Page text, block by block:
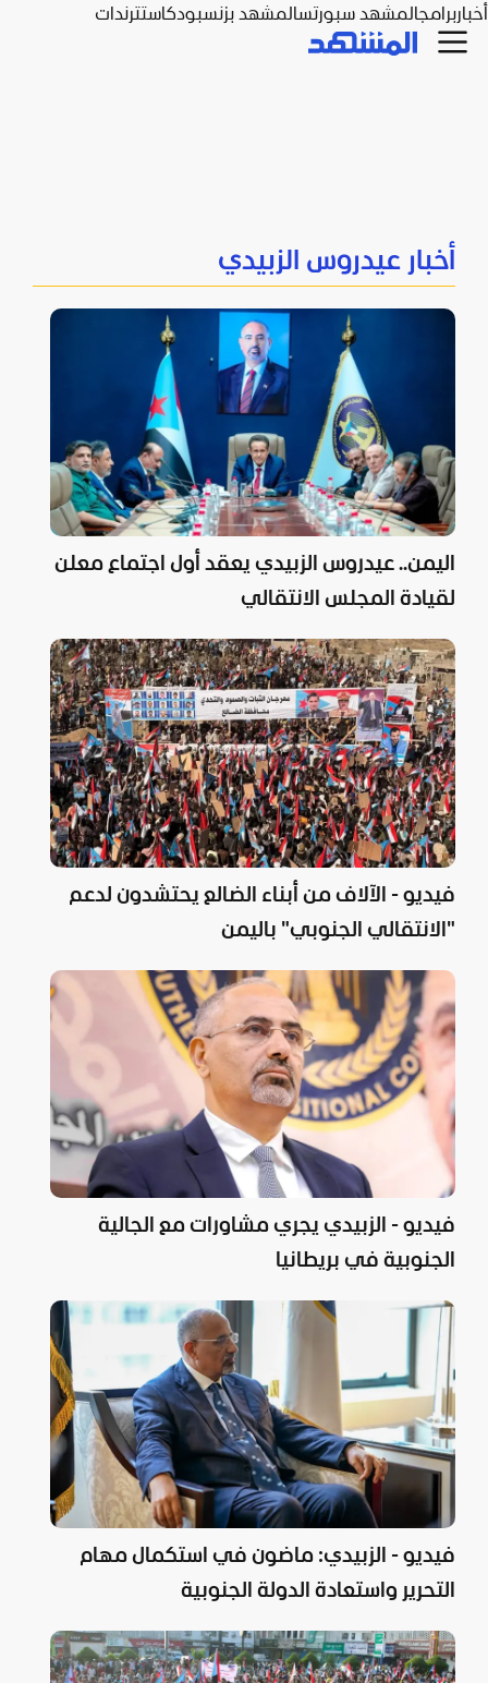
أخباربرامجالمشهد سبورتسالمشهد بزنسبودكاستترندات
أخبار عيدروس الزبيدي
اليمن.. عيدروس الزبيدي يعقد أول اجتماع معلن
لقيادة المجلس الانتقالي
فيديو - الآلاف من أبناء الضالع يحتشدون لدعم
"الانتقالي الجنوبي" باليمن
فيديو - الزبيدي يجري مشاورات مع الجالية
الجنوبية في بريطانيا
فيديو - الزبيدي: ماضون في استكمال مهام
التحرير واستعادة الدولة الجنوبية